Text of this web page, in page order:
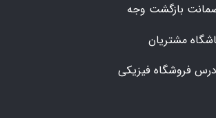
بازگشت وجه
مشتریان
فروشگاه فیزیکی